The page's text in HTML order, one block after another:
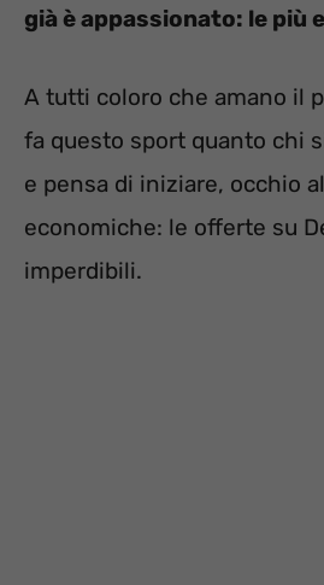
già è appassionato: le più
A tutti coloro che amano il
fa questo sport quanto chi
e pensa di iniziare, occhio
economiche: le offerte su
imperdibili.